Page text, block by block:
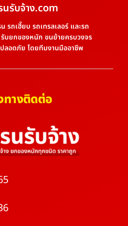
นรับจ้าง.com
น รถเฮี๊ยบ รถเทรลเลอร์ และรถ
รับยกของหนัก ขนย้ายครบวงจร
ปลอดภัย โดยทีมงานมืออาชีพ
ทางติดต่อ